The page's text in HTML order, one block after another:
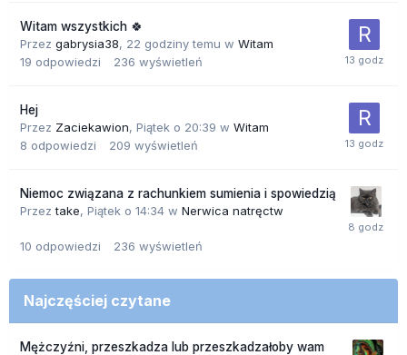
Witam wszystkich 🍀
Przez gabrysia38, 22 godziny temu w Witam
19 odpowiedzi 236 wyświetleń
Hej
Przez Zaciekawion, Piątek o 20:39 w Witam
8 odpowiedzi 209 wyświetleń
Niemoc związana z rachunkiem sumienia i spowiedzią
Przeztake, Piątek o 14:34 w Nerwica natręctw
10 odpowiedzi 236 wyświetleń
Najczęściej czytane
Mężczyźni, przeszkadza lub przeszkadzałoby wam